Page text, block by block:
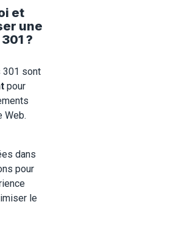
et
une
?
301 sont
pour
Web.
dans
pour
le